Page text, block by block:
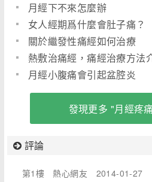
月經下不來怎麼辦
女人經期爲什麼會肚子痛？
關於繼發性痛經如何治療
熱敷治痛經，痛經治療方法
月經小腹痛會引起盆腔炎
發現更多 "月經疼
評論
第1樓 熱心網友
2014-01-27